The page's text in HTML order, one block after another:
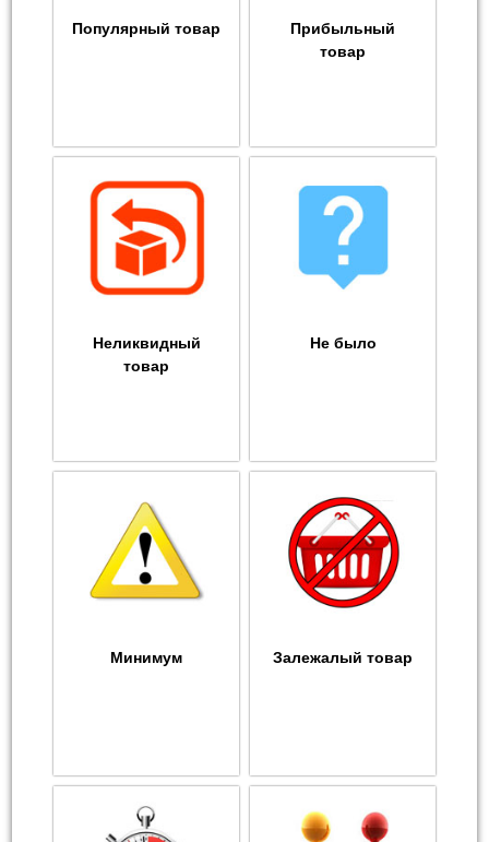
Популярный товар
Прибыльный
товар
Неликвидный
товар
Не было
Минимум Залежалый товар